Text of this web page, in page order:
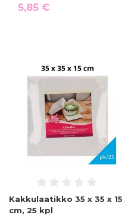
5,85 €
Kakkulaatikko 35 x 35 x 15
cm, 25 kpl